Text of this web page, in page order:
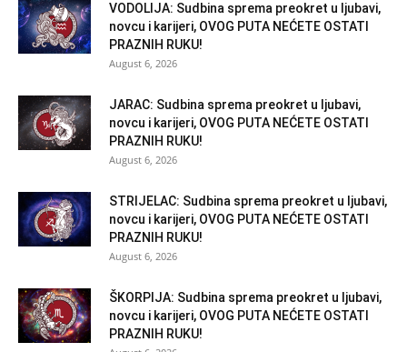
VODOLIJA: Sudbina sprema preokret u ljubavi,
novcu i karijeri, OVOG PUTA NEĆETE OSTATI
PRAZNIH RUKU!
August 6, 2026
JARAC: Sudbina sprema preokret u ljubavi,
novcu i karijeri, OVOG PUTA NEĆETE OSTATI
PRAZNIH RUKU!
August 6, 2026
STRIJELAC: Sudbina sprema preokret u ljubavi,
novcu i karijeri, OVOG PUTA NEĆETE OSTATI
PRAZNIH RUKU!
August 6, 2026
ŠKORPIJA: Sudbina sprema preokret u ljubavi,
novcu i karijeri, OVOG PUTA NEĆETE OSTATI
PRAZNIH RUKU!